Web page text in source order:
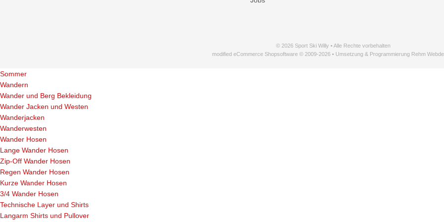
© 2026 Sport Ski Willy • Alle Rechte vorbehalten
modified eCommerce Shopsoftware © 2009-2026 • Umsetzung & Programmierung Rehm
Sommer
Wandern
Wander und Berg Bekleidung
Wander Jacken und Westen
Wanderjacken
Wanderwesten
Wander Hosen
Lange Wander Hosen
Zip-Off Wander Hosen
Regen Wander Hosen
Kurze Wander Hosen
3/4 Wander Hosen
Technische Layer und Shirts
Langarm Shirts und Pullover